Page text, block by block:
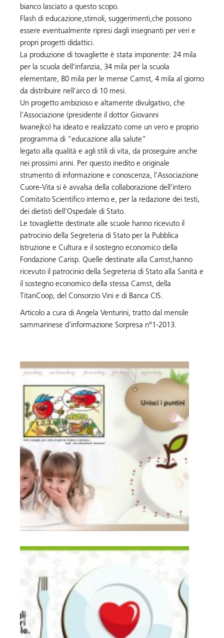
bianco lasciato a questo scopo.
Flash di educazione,stimoli, suggerimenti,che possono
essere eventualmente ripresi dagli insegnanti per veri e
propri progetti didattici.
La produzione di tovagliette è stata imponente: 24 mila
per la scuola dell’infanzia, 34 mila per la scuola
elementare, 80 mila per le mense Camst, 4 mila al giorno
da distribuire nell’arco di 10 mesi.
Un progetto ambizioso e altamente divulgativo, che
l’Associazione (presidente il dottor Giovanni
Iwanejko) ha ideato e realizzato come un vero e proprio
programma di “educazione alla salute”
legato alla qualità e agli stili di vita, da proseguire anche
nei prossimi anni. Per questo inedito e originale
strumento di informazione e conoscenza, l’Associazione
Cuore-Vita si è avvalsa della collaborazione dell’intero
Comitato Scientifico interno e, per la redazione dei testi,
dei dietisti dell’Ospedale di Stato.
Le tovagliette destinate alle scuole hanno ricevuto il
patrocinio della Segreteria di Stato per la Pubblica
Istruzione e Cultura e il sostegno economico della
Fondazione Carisp. Quelle destinate alla Camst,hanno
ricevuto il patrocinio della Segreteria di Stato alla Sanità e
il sostegno economico della stessa Camst, della
TitanCoop, del Consorzio Vini e di Banca CIS.
Articolo a cura di Angela Venturini, tratto dal mensile
sammarinese d’informazione Sorpresa n°1-2013.